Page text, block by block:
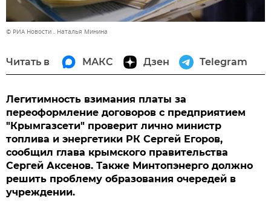
© РИА Новости . Наталья Минина
Читать в МАКС Дзен Telegram
Легитимность взимания платы за
переоформление договоров с предприятием
"Крымгазсети" проверит лично министр
топлива и энергетики РК Сергей Егоров,
сообщил глава крымского правительства
Сергей Аксенов. Также Минтопэнерго должно
решить проблему образования очередей в
учреждении.